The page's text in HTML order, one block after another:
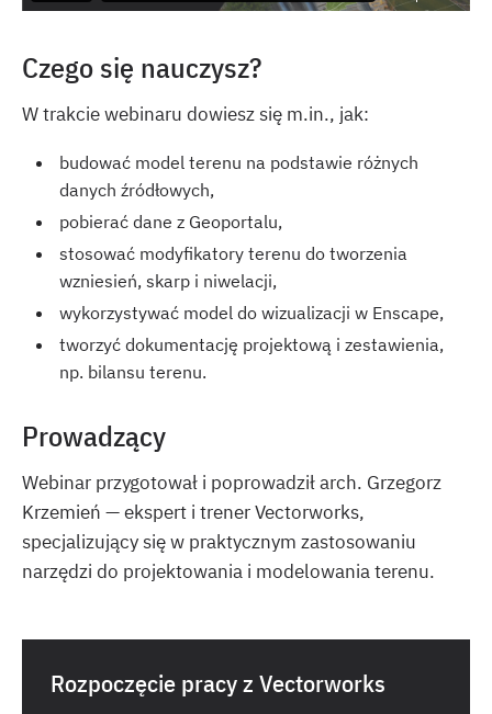
Czego się nauczysz?
W trakcie webinaru dowiesz się m.in., jak:
budować model terenu na podstawie różnych
danych źródłowych,
pobierać dane z Geoportalu,
stosować modyfikatory terenu do tworzenia
wzniesień, skarp i niwelacji,
wykorzystywać model do wizualizacji w Enscape,
tworzyć dokumentację projektową i zestawienia,
np. bilansu terenu.
Prowadzący
Webinar przygotował i poprowadził arch. Grzegorz
Krzemień — ekspert i trener Vectorworks,
specjalizujący się w praktycznym zastosowaniu
narzędzi do projektowania i modelowania terenu.
Rozpoczęcie pracy z Vectorworks